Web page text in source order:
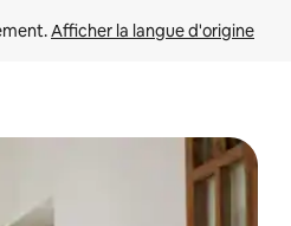
Afficher la langue d'origine